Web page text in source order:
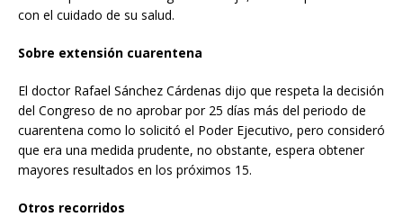
con el cuidado de su salud.
Sobre extensión cuarentena
El doctor Rafael Sánchez Cárdenas dijo que respeta la decisión
del Congreso de no aprobar por 25 días más del periodo de
cuarentena como lo solicitó el Poder Ejecutivo, pero consideró
que era una medida prudente, no obstante, espera obtener
mayores resultados en los próximos 15.
Otros recorridos